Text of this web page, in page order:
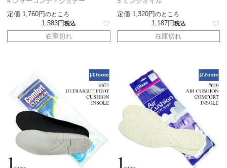
定価 1,760 のところ
1,583 税込
在庫切れ
定価 1,320 のところ
1,187 税込
在庫切れ